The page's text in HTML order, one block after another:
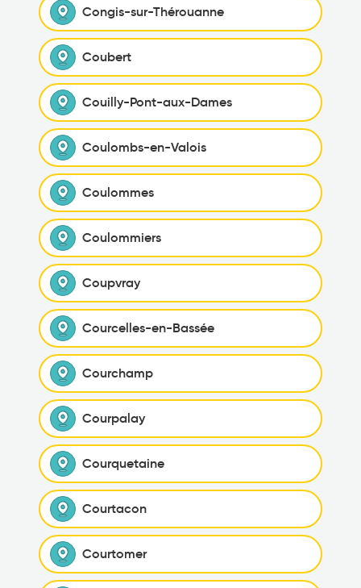
Congis-sur-Thérouanne
Coubert
Couilly-Pont-aux-Dames
Coulombs-en-Valois
Coulommes
Coulommiers
Coupvray
Courcelles-en-Bassée
Courchamp
Courpalay
Courquetaine
Courtacon
Courtomer